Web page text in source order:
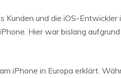
und die iOS-Entwickler
Hier war bislang
iPhone in Europa erklärt.